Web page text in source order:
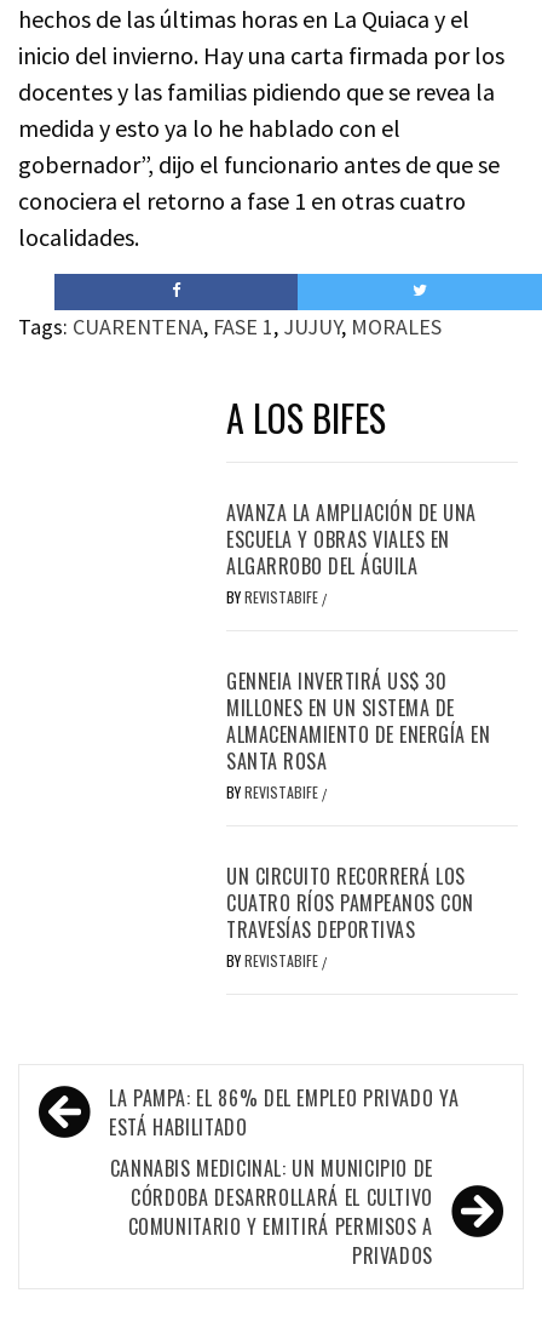
hechos de las últimas horas en La Quiaca y el
inicio del invierno. Hay una carta firmada por los
docentes y las familias pidiendo que se revea la
medida y esto ya lo he hablado con el
gobernador”, dijo el funcionario antes de que se
conociera el retorno a fase 1 en otras cuatro
localidades.
Tags: CUARENTENA, FASE 1, JUJUY, MORALES
A LOS BIFES
AVANZA LA AMPLIACIÓN DE UNA
ESCUELA Y OBRAS VIALES EN
ALGARROBO DEL ÁGUILA
BYREVISTABIFE /
GENNEIA INVERTIRÁ US$ 30
MILLONES EN UN SISTEMA DE
ALMACENAMIENTO DE ENERGÍA EN
SANTA ROSA
BYREVISTABIFE /
UN CIRCUITO RECORRERÁ LOS
CUATRO RÍOS PAMPEANOS CON
TRAVESÍAS DEPORTIVAS
BYREVISTABIFE /
Navegación
de
entradas
LA PAMPA: EL 86% DEL EMPLEO PRIVADO YA
ESTÁ HABILITADO
CANNABIS MEDICINAL: UN MUNICIPIO DE
CÓRDOBA DESARROLLARÁ EL CULTIVO
COMUNITARIO Y EMITIRÁ PERMISOS A
PRIVADOS